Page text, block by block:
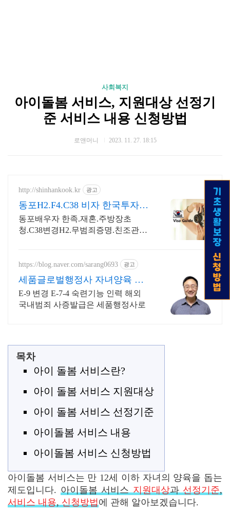
사회복지
아이돌봄 서비스, 지원대상 선정기
준 서비스 내용 신청방법
로앤머니 2023. 11. 27. 18:15
http://shinhankook.kr 광고
동포H2.F4.C38 비자 한국투자비
자
동포배우자 한족.재혼.주방장초
청.C38변경H2.무범죄증명.친조관계
https://blog.naver.com/sarang0693 광고
세품글로벌행정사 자녀양육 사
증발급전문
E-9 변경 E-7-4 숙련기능 인력 해외
국내범죄 사증발급은 세품행정사로
목차
아이 돌봄 서비스란?
아이 돌봄 서비스 지원대상
아이 돌봄 서비스 선정기준
아이돌봄 서비스 내용
아이돌봄 서비스 신청방법
아이돌봄 서비스는 만 12세 이하 자녀의 양육을 돕는
제도입니다. 아이돌봄 서비스지원대상과선정기준,
서비스 내용,신청방법에 관해 알아보겠습니다.